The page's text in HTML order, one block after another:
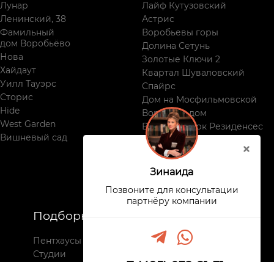
Подборки
Пентхаусы
Студии
Недвижимость
Все комплексы
Лунар
Ленинский, 38
Фамильный
дом Воробьёво
Нова
Хайдаут
Уилл Тауэрс
Сторис
Hide
West Garden
Вишневый сад
Лайф Кутузовский
Астрис
Воробьевы горы
Долина Сетунь
Золотые Ключи 2
Квартал Шуваловский
Спайрс
Дом на Мосфильмовской
Воробьев дом
Виктори Парк Резиденсес
Поклонная, 9
Зинаида
Позвоните для консультации
партнёру компании